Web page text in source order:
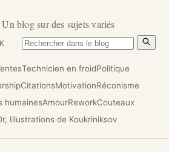
Un blog sur des sujets variés
Technicien en froidPolitique
CitationsMotivationRéconisme
humainesAmourReworkCouteaux
Illustrations de Koukriniksov